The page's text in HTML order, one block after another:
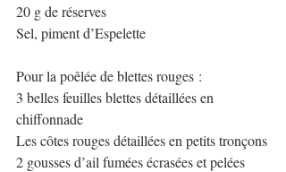
20 g de réserves
Sel, piment d’Espelette
Pour la poêlée de blettes rouges :
3 belles feuilles blettes détaillées en
chiffonnade
Les côtes rouges détaillées en petits tronçons
2 gousses d’ail fumées écrasées et pelées